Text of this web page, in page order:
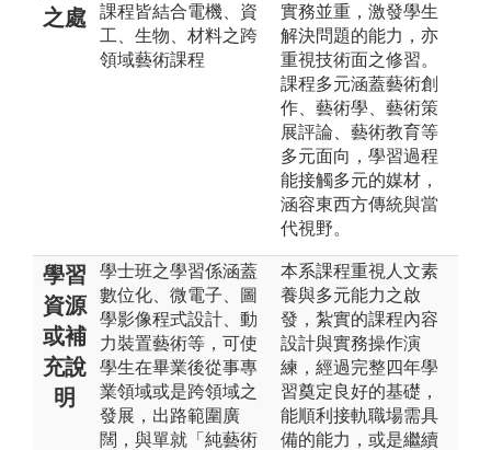
之處
課程皆結合電機、資
工、生物、材料之跨
領域藝術課程
實務並重，激發學生
解決問題的能力，亦
重視技術面之修習。
課程多元涵蓋藝術創
作、藝術學、藝術策
展評論、藝術教育等
多元面向，學習過程
能接觸多元的媒材，
涵容東西方傳統與當
代視野。
學習
資源
或補
充說
明
學士班之學習係涵蓋
數位化、微電子、圖
學影像程式設計、動
力裝置藝術等，可使
學生在畢業後從事專
業領域或是跨領域之
發展，出路範圍廣
闊，與單就「純藝術
本系課程重視人文素
養與多元能力之啟
發，紮實的課程內容
設計與實務操作演
練，經過完整四年學
習奠定良好的基礎，
能順利接軌職場需具
備的能力，或是繼續